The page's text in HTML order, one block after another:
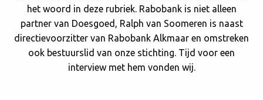
het woord in deze rubriek. Rabobank is niet alleen
partner van Doesgoed, Ralph van Soomeren is naast
directievoorzitter van Rabobank Alkmaar en omstreken
ook bestuurslid van onze stichting. Tijd voor een
interview met hem vonden wij.